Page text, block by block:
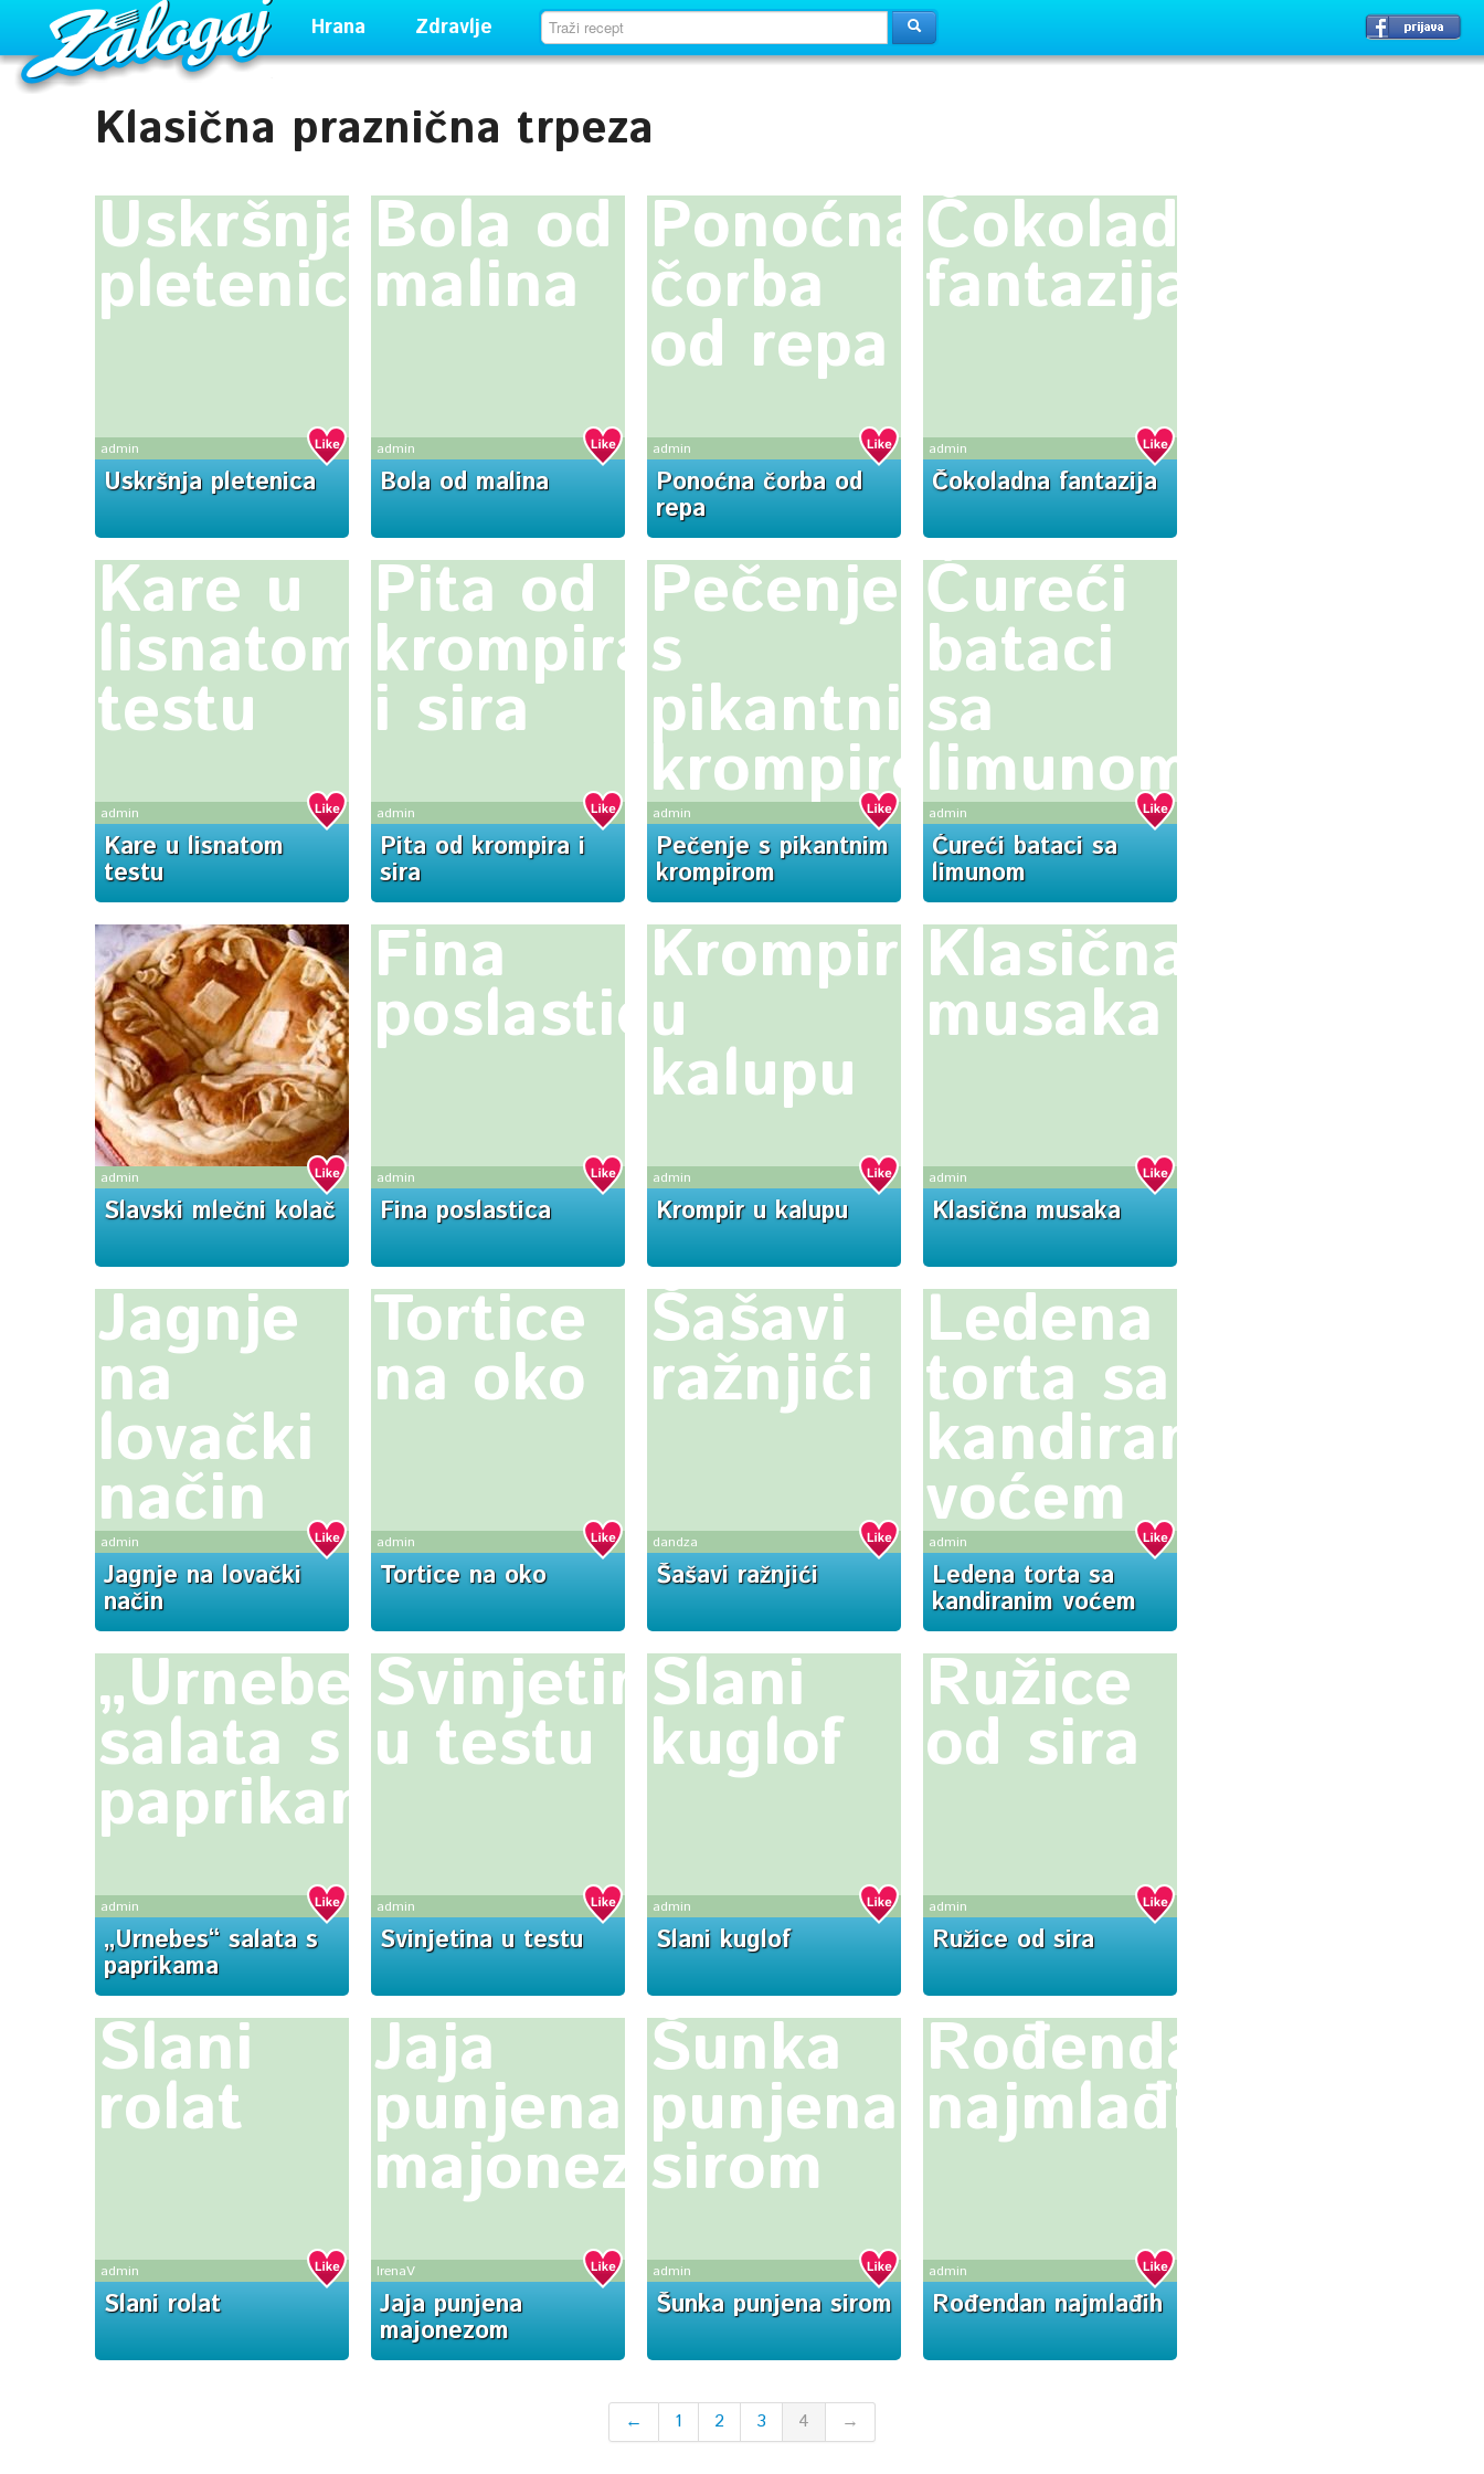
Hrana Zdravlje
Klasična praznična trpeza
Uskršnja
pletenica
admin
Uskršnja pletenica
Bola od
malina
admin
Bola od malina
Ponoćna
čorba
od repa
admin
Ponoćna čorba od
repa
Čokoladna
fantazija
admin
Čokoladna fantazija
Kare u
lisnatom
testu
admin
Kare u lisnatom
testu
Pita od
krompira
i sira
admin
Pita od krompira i
sira
Pečenje
s
pikantnim
krompirom
admin
Pečenje s pikantnim
krompirom
Ćureći
bataci
sa
limunom
admin
Ćureći bataci sa
limunom
admin
Slavski mlečni kolač
Fina
poslastica
admin
Fina poslastica
Krompir
u
kalupu
admin
Krompir u kalupu
Klasična
musaka
admin
Klasična musaka
Jagnje
na
lovački
način
admin
Jagnje na lovački
način
Tortice
na oko
admin
Tortice na oko
Šašavi
ražnjići
dandza
Šašavi ražnjići
Ledena
torta sa
kandiranim
voćem
admin
Ledena torta sa
kandiranim voćem
„Urnebes“
salata s
paprikama
admin
„Urnebes“ salata s
paprikama
Svinjetina
u testu
admin
Svinjetina u testu
Slani
kuglof
admin
Slani kuglof
Ružice
od sira
admin
Ružice od sira
Slani
rolat
admin
Slani rolat
Jaja
punjena
majonezom
IrenaV
Jaja punjena
majonezom
Šunka
punjena
sirom
admin
Šunka punjena sirom
Rođendan
najmlađih
admin
Rođendan najmlađih
← 1 2 3 4 →